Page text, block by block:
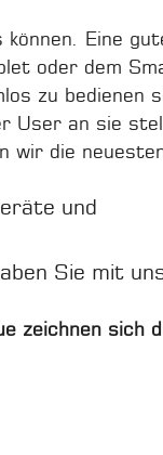
können. Eine
oder dem
zu bedienen
User an sie
wir die
und
Sie mit
zeichnen sich